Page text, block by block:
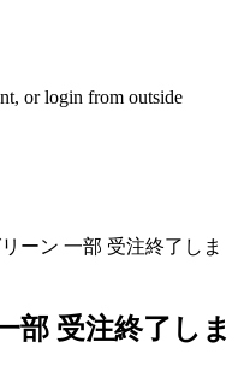
or login from outside
ーン 一部 受注終了しま
部 受注終了しま